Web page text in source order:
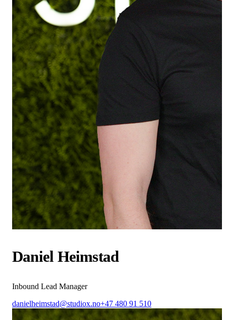
Daniel Heimstad
Inbound Lead Manager
danielheimstad@studiox.no+47 480 91 510